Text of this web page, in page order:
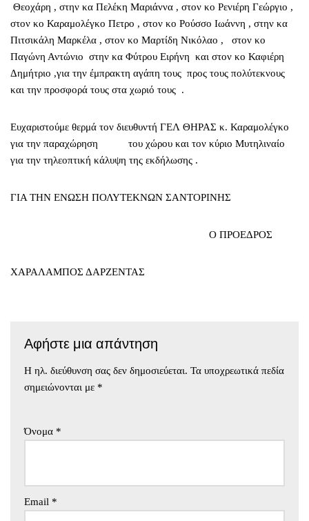
Θεοχάρη , στην κα Πελέκη Μαριάννα , στον κο Ρενιέρη Γεώργιο ,
στον κο Καραμολέγκο Πετρο , στον κο Ρούσσο Ιωάννη , στην κα
Πιτσικάλη Μαρκέλα , στον κο Μαρτίδη Νικόλαο , στον κο
Παγώνη Αντώνιο στην κα Φύτρου Ειρήνη και στον κο Καφιέρη
Δημήτριο ,για την έμπρακτη αγάπη τους προς τους πολύτεκνους
και την προσφορά τους στα χωριό τους .
Ευχαριστούμε θερμά τον διευθυντή ΓΕΛ ΘΗΡΑΣ κ. Καραμολέγκο
για την παραχώρηση του χώρου και τον κύριο Μυτηλιναίο
για την τηλεοπτική κάλυψη της εκδήλωσης .
ΓΙΑ ΤΗΝ ΕΝΩΣΗ ΠΟΛΥΤΕΚΝΩΝ ΣΑΝΤΟΡΙΝΗΣ
Ο ΠΡΟΕΔΡΟΣ
ΧΑΡΑΛΑΜΠΟΣ ΔΑΡΖΕΝΤΑΣ
Αφήστε μια απάντηση
Η ηλ. διεύθυνση σας δεν δημοσιεύεται. Τα υποχρεωτικά πεδία
σημειώνονται με *
Όνομα *
Email *